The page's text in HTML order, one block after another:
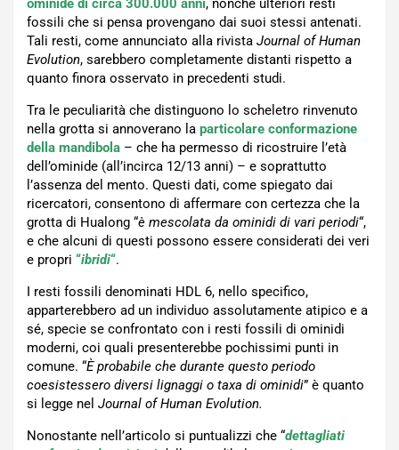
ominide di circa 300.000 anni, nonché ulteriori resti
fossili che si pensa provengano dai suoi stessi antenati.
Tali resti, come annunciato alla rivista Journal of Human
Evolution, sarebbero completamente distanti rispetto a
quanto finora osservato in precedenti studi.
Tra le peculiarità che distinguono lo scheletro rinvenuto
nella grotta si annoverano la particolare conformazione
della mandibola – che ha permesso di ricostruire l’età
dell’ominide (all’incirca 12/13 anni) – e soprattutto
l’assenza del mento. Questi dati, come spiegato dai
ricercatori, consentono di affermare con certezza che la
grotta di Hualong “è mescolata da ominidi di vari periodi“,
e che alcuni di questi possono essere considerati dei veri
e propri “ibridi“.
I resti fossili denominati HDL 6, nello specifico,
apparterebbero ad un individuo assolutamente atipico e a
sé, specie se confrontato con i resti fossili di ominidi
moderni, coi quali presenterebbe pochissimi punti in
comune. “È probabile che durante questo periodo
coesistessero diversi lignaggi o taxa di ominidi” è quanto
si legge nel Journal of Human Evolution.
Nonostante nell’articolo si puntualizzi che “dettagliati